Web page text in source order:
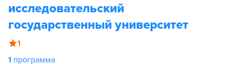
исследовательский
государственный университет
1
1 программа